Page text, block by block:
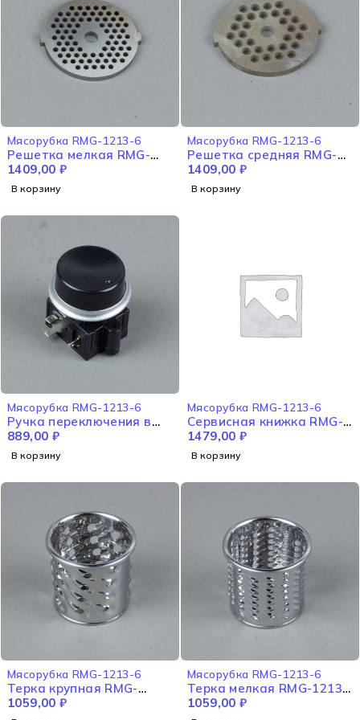
Мясорубка RMG-1213-6
Решетка мелкая RMG-
1213-6
1409,00 ₽
В корзину
Мясорубка RMG-1213-6
Решетка средняя RMG-
1213-6
1409,00 ₽
В корзину
Мясорубка RMG-1213-6
Ручка переключения в
сборе RMG-1213-6
889,00 ₽
В корзину
Мясорубка RMG-1213-6
Сервисная книжка RMG-
1213-6
1479,00 ₽
В корзину
Мясорубка RMG-1213-6
Терка крупная RMG-
1213-6
1059,00 ₽
Мясорубка RMG-1213-6
Терка мелкая RMG-1213-
6
1059,00 ₽